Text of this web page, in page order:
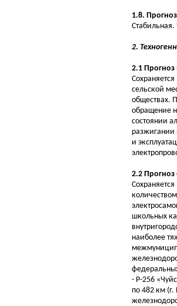
1.8.
2.
2.1
сельской
обществах.
обращение
состоянии
разжигании
и
2.2 Прогноз
школьных
наиболее
- Р-256
по 482 км